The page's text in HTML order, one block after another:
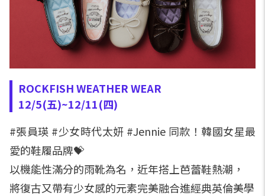
ROCKFISH WEATHER WEAR
12/5(五)~12/11(四)
#張員瑛 #少女時代太妍 #Jennie 同款！韓國女星最
愛的鞋履品牌💝
以機能性滿分的雨靴為名，近年搭上芭蕾鞋熱潮，
將復古又帶有少女感的元素完美融合進經典英倫美學